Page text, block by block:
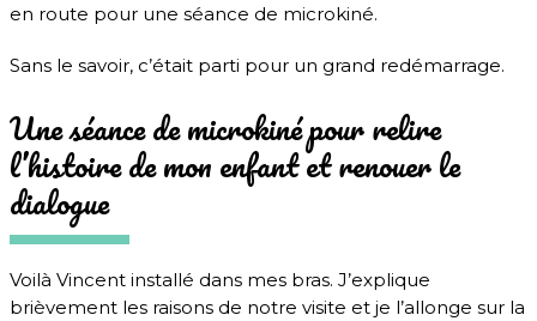
en route pour une séance de microkiné.
Sans le savoir, c’était parti pour un grand redémarrage.
Une séance de microkiné pour relire
l’histoire de mon enfant et renouer le
dialogue
Voilà Vincent installé dans mes bras. J’explique
brièvement les raisons de notre visite et je l’allonge sur la